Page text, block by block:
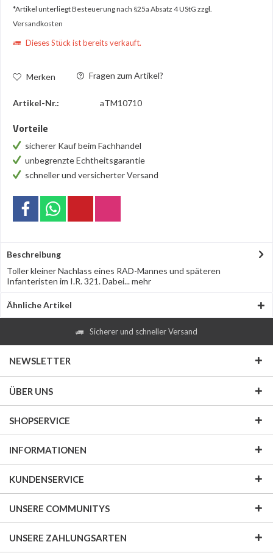
*Artikel unterliegt Besteuerung nach §25a Absatz 4 UStG zzgl.
Versandkosten
Dieses Stück ist bereits verkauft.
Merken Fragen zum Artikel?
Artikel-Nr.: aTM10710
Vorteile
sicherer Kauf beim Fachhandel
unbegrenzte Echtheitsgarantie
schneller und versicherter Versand
Beschreibung
Toller kleiner Nachlass eines RAD-Mannes und späteren
Infanteristen im I.R. 321. Dabei...mehr
Ähnliche Artikel
Sicherer und schneller Versand
NEWSLETTER
ÜBER UNS
SHOPSERVICE
INFORMATIONEN
KUNDENSERVICE
UNSERE COMMUNITYS
UNSERE ZAHLUNGSARTEN